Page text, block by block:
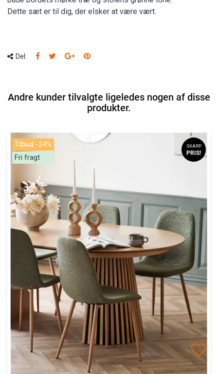
Dette sæt er til dig, der elsker at være vært.
Del:
Andre kunder tilvalgte ligeledes nogen af disse
produkter.
SKARP
PRIS!
Tilbud -24%
Fri fragt